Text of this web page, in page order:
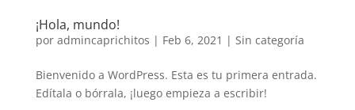
¡Hola, mundo!
por admincaprichitos | Feb 6, 2021 | Sin categoría
Bienvenido a WordPress. Esta es tu primera entrada.
Edítala o bórrala, ¡luego empieza a escribir!